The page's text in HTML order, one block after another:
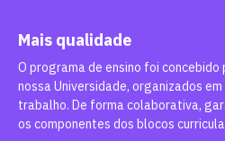
Mais qualidade
O programa de ensino foi
nossa Universidade, organizados
trabalho. De forma colaborativa,
os componentes dos blocos